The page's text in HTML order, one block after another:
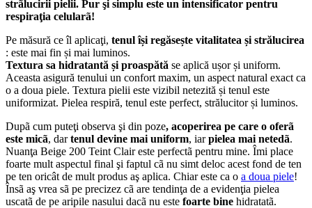
strãlucirii pielii. Pur şi simplu este un intensificator pentru
respiraţia celularã!
Pe măsură ce îl aplicaţi, tenul își regăsește vitalitatea și strălucirea
: este mai fin și mai luminos.
Textura sa hidratantă și proaspătă se aplică ușor și uniform.
Aceasta asigură tenului un confort maxim, un aspect natural exact ca
o a doua piele. Textura pielii este vizibil netezită și tenul este
uniformizat. Pielea respiră, tenul este perfect, strălucitor și luminos.
Dupã cum puteţi observa şi din poze, acoperirea pe care o oferã
este micã, dartenul devine mai uniform, iarpielea mai netedã.
Nuanţa Beige 200 Teint Clair este perfectã pentru mine. Îmi place
foarte mult aspectul final şi faptul cã nu simt deloc acest fond de ten
pe ten oricât de mult produs aş aplica. Chiar este ca o a doua piele!
Însã aş vrea sã pe precizez cã are tendinţa de a evidenţia pielea
uscatã de pe aripile nasului dacã nu este foarte bine hidratatã.